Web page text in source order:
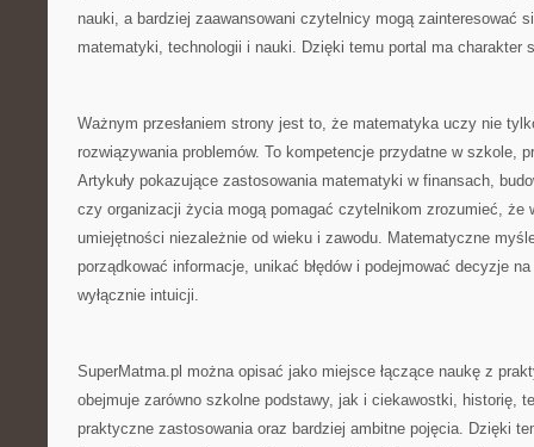
nauki, a bardziej zaawansowani czytelnicy mogą zainteresować
matematyki, technologii i nauki. Dzięki temu portal ma charakter
Ważnym przesłaniem strony jest to, że matematyka uczy nie
rozwiązywania problemów. To kompetencje przydatne w szkole,
Artykuły pokazujące zastosowania matematyki w finansach,
czy organizacji życia mogą pomagać czytelnikom zrozumieć, że
umiejętności niezależnie od wieku i zawodu. Matematyczne
porządkować informacje, unikać błędów i podejmować decyzje
wyłącznie intuicji.
SuperMatma.pl można opisać jako miejsce łączące naukę z
obejmuje zarówno szkolne podstawy, jak i ciekawostki, historię,
praktyczne zastosowania oraz bardziej ambitne pojęcia. Dzięki